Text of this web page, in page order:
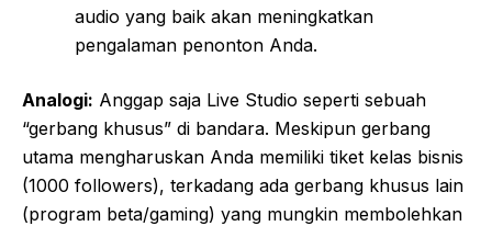
audio yang baik akan meningkatkan
pengalaman penonton Anda.
Analogi: Anggap saja Live Studio seperti sebuah
“gerbang khusus” di bandara. Meskipun gerbang
utama mengharuskan Anda memiliki tiket kelas bisnis
(1000 followers), terkadang ada gerbang khusus lain
(program beta/gaming) yang mungkin membolehkan